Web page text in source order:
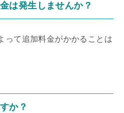
は発生しませんか？
って追加料金がかかることは
か？